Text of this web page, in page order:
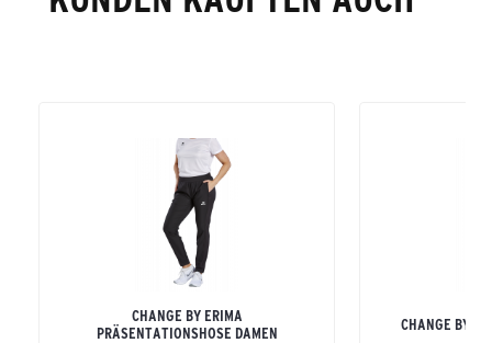
CHANGE BY ERIMA
PRÄSENTATIONSHOSE DAMEN
CHANGE BY